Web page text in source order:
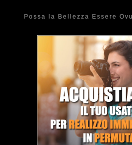
Possa la Bellezza Essere